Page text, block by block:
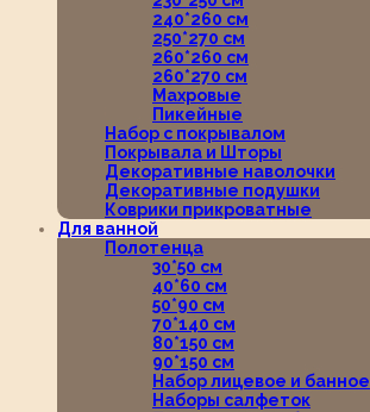
240*260 см
250*270 см
260*260 см
260*270 см
Махровые
Пикейные
Набор с покрывалом
Покрывала и Шторы
Декоративные наволочки
Декоративные подушки
Коврики прикроватные
Для ванной
Полотенца
30*50 см
40*60 см
50*90 см
70*140 см
80*150 см
90*150 см
Набор лицевое и банное
Наборы салфеток